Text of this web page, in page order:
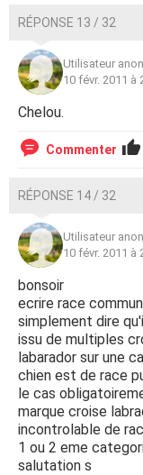
RÉPONSE 13 / 32
Utilisateur
10 févr. 2011 à
Chelou.
Commenter
RÉPONSE 14 / 32
Utilisateur
10 févr. 2011 à
bonsoir
ecrire race
simplement dire
issu de multiples
labarador sur une
chien est de race
le cas
marque croise
incontrolable de
1 ou 2 eme
salutation s